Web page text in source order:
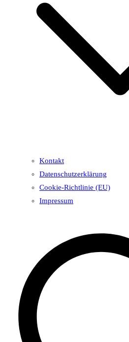
Kontakt
Datenschutzerklärung
Cookie-Richtlinie (EU)
Impressum